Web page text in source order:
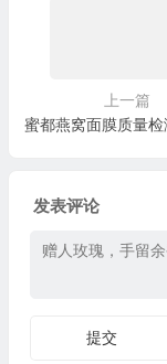
上一篇
发表评论